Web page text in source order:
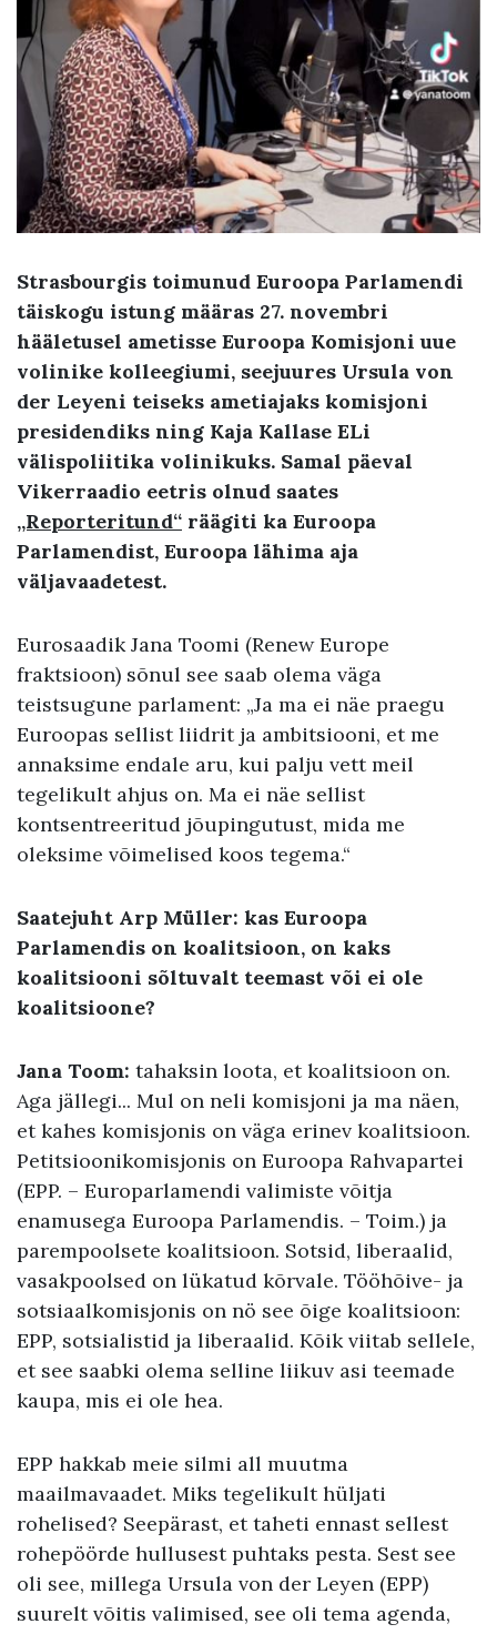
Strasbourgis toimunud Euroopa Parlamendi
täiskogu istung määras 27. novembri
hääletusel ametisse Euroopa Komisjoni uue
volinike kolleegiumi, seejuures Ursula von
der Leyeni teiseks ametiajaks komisjoni
presidendiks ning Kaja Kallase ELi
välispoliitika volinikuks. Samal päeval
Vikerraadio eetris olnud saates
„Reporteritund“ räägiti ka Euroopa
Parlamendist, Euroopa lähima aja
väljavaadetest.
Eurosaadik Jana Toomi (Renew Europe
fraktsioon) sõnul see saab olema väga
teistsugune parlament: „Ja ma ei näe praegu
Euroopas sellist liidrit ja ambitsiooni, et me
annaksime endale aru, kui palju vett meil
tegelikult ahjus on. Ma ei näe sellist
kontsentreeritud jõupingutust, mida me
oleksime võimelised koos tegema.“
Saatejuht Arp Müller: kas Euroopa
Parlamendis on koalitsioon, on kaks
koalitsiooni sõltuvalt teemast või ei ole
koalitsioone?
Jana Toom: tahaksin loota, et koalitsioon on.
Aga jällegi... Mul on neli komisjoni ja ma näen,
et kahes komisjonis on väga erinev koalitsioon.
Petitsioonikomisjonis on Euroopa Rahvapartei
(EPP. – Europarlamendi valimiste võitja
enamusega Euroopa Parlamendis. – Toim.) ja
parempoolsete koalitsioon. Sotsid, liberaalid,
vasakpoolsed on lükatud kõrvale. Tööhõive- ja
sotsiaalkomisjonis on nö see õige koalitsioon:
EPP, sotsialistid ja liberaalid. Kõik viitab sellele,
et see saabki olema selline liikuv asi teemade
kaupa, mis ei ole hea.
EPP hakkab meie silmi all muutma
maailmavaadet. Miks tegelikult hüljati
rohelised? Seepärast, et taheti ennast sellest
rohepöörde hullusest puhtaks pesta. Sest see
oli see, millega Ursula von der Leyen (EPP)
suurelt võitis valimised, see oli tema agenda,